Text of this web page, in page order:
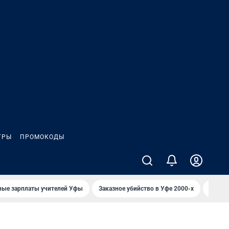
ПРОМОКОДЫ
зарплаты учителей Уфы Заказное убийство в Уфе 2000-х